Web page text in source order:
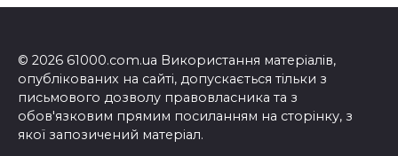
© 2026 61000.com.ua Використання матеріалів,
опублікованих на сайті, допускається тільки з
письмового дозволу правовласника та з
обов'язковим прямим посиланням на сторінку, з
якої запозичений матеріал.